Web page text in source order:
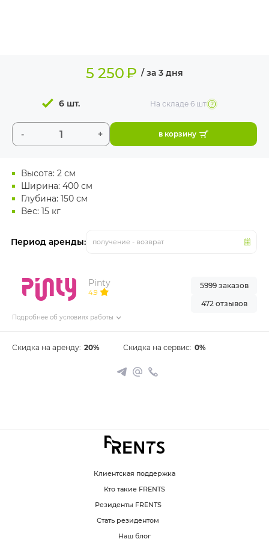
Высота: 2 см
Ширина: 400 см
Глубина: 150 см
Вес: 15 кг
Период аренды: получение - возврат
5 250₽ / за 3 дня
- +
6 шт. На складе 6 шт
в корзину
Pinty
4.9
Подробнее об условиях работы
5999 заказов
472 отзывов
Скидка на аренду: 20% Скидка на сервис: 0%
Клиентская поддержка
Кто такие FRENTS
Резиденты FRENTS
Стать резидентом
Наш блог